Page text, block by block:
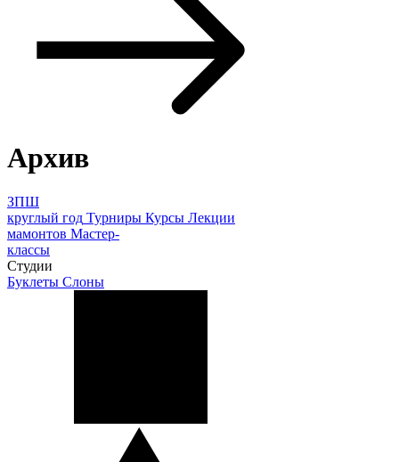
Архив
ЗПШ
круглый год Турниры Курсы Лекции
мамонтов Мастер-
классы
Студии
Буклеты Слоны